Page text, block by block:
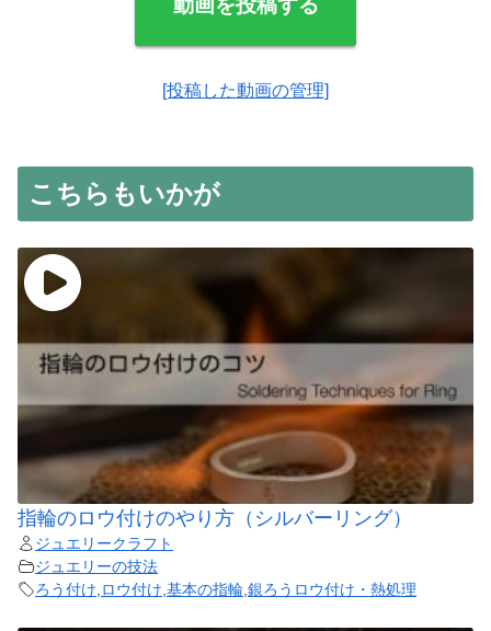
動画を投稿する
[投稿した動画の管理]
こちらもいかが
指輪のロウ付けのやり方（シルバーリング）
ジュエリークラフト
ジュエリーの技法
ろう付け ロウ付け 基本の指輪 銀ろうロウ付け・熱処理